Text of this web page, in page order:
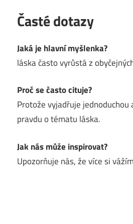
Časté dotazy
Jaká je hlavní myšlenka?
láska často vyrůstá z
Proč se často cituje?
Protože vyjadřuje
pravdu o tématu láska.
Jak nás může inspirovat?
Upozorňuje nás, že více si